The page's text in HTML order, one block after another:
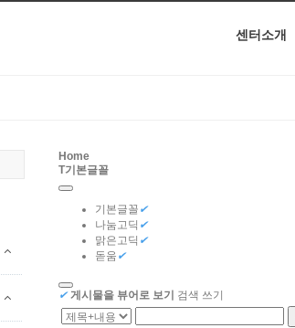
센터소개
Home
T기본글꼴
기본글꼴 ✔
나눔고딕 ✔
맑은고딕 ✔
돋움 ✔
✔ 게시물을 뷰어로 보기 검색 쓰기